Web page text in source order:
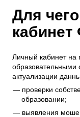
Для
Личный кабинет
образовательными
актуализации
проверки
образовании;
выявления